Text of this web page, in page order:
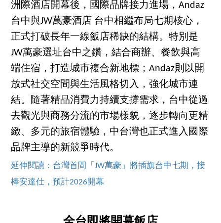
洲際酒店開幕後，國際品牌接力進場，Andaz
台中與JW萬豪酒店 台中相繼布局七期核心，
正式打破長年一線飯店稀缺的結構。特別是
JW萬豪選址台中之鑽，結合商辦、餐飲與高
端住宿，打造城市複合新地標；Andaz則以開
放式社交空間與生活風格切入，強化城市連
結。隨著精品消費力持續支撐需求，台中從過
去觀光與商務分流的市場樣貌，逐步轉向更精
緻、多元的旅宿體驗，中台灣也正式進入國際
品牌主導的新競爭時代。
延伸閱讀：台灣首間「JW萬豪」將插旗台中七期，接
棒安達仕，預計2026開幕